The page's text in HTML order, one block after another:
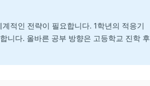
적인 전략이 필요합니다. 1학년의 적응기
니다. 올바른 공부 방향은 고등학교 진학 후